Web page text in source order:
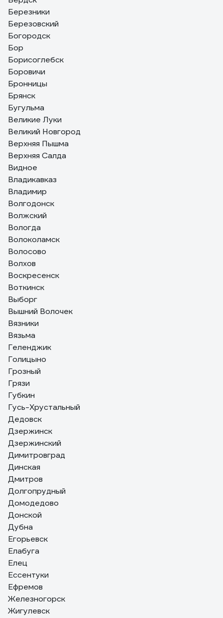
Березники
Березовский
Богородск
Бор
Борисоглебск
Боровичи
Бронницы
Брянск
Бугульма
Великие Луки
Великий Новгород
Верхняя Пышма
Верхняя Салда
Видное
Владикавказ
Владимир
Волгодонск
Волжский
Вологда
Волоколамск
Волосово
Волхов
Воскресенск
Воткинск
Выборг
Вышний Волочек
Вязники
Вязьма
Геленджик
Голицыно
Грозный
Грязи
Губкин
Гусь-Хрустальный
Дедовск
Дзержинск
Дзержинский
Димитровград
Динская
Дмитров
Долгопрудный
Домодедово
Донской
Дубна
Егорьевск
Елабуга
Елец
Ессентуки
Ефремов
Железногорск
Жигулевск